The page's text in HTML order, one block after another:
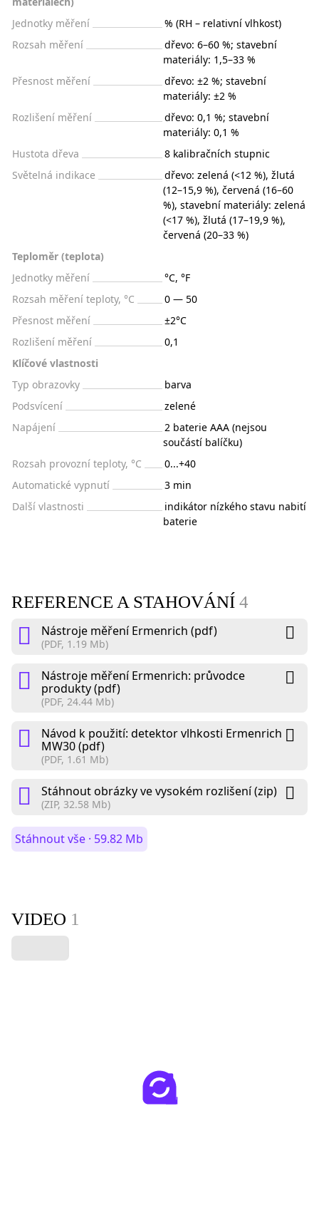
Jednotky měření
% (RH – relativní vlhkost)
Rozsah měření
dřevo: 6–60 %; stavební
materiály: 1,5–33 %
Přesnost měření
dřevo: ±2 %; stavební
materiály: ±2 %
Rozlišení měření
dřevo: 0,1 %; stavební
materiály: 0,1 %
Hustota dřeva
8 kalibračních stupnic
Světelná indikace
dřevo: zelená (<12 %), žlutá
(12–15,9 %), červená (16–60
%), stavební materiály: zelená
(<17 %), žlutá (17–19,9 %),
červená (20–33 %)
Teploměr (teplota)
Jednotky měření
°C, °F
Rozsah měření teploty, °С
0 — 50
Přesnost měření
±2°C
Rozlišení měření
0,1
Klíčové vlastnosti
Typ obrazovky
barva
Podsvícení
zelené
Napájení
2 baterie AAA (nejsou
součástí balíčku)
Rozsah provozní teploty, °C
0...+40
Automatické vypnutí
3 min
Další vlastnosti
indikátor nízkého stavu nabití
baterie
REFERENCE A STAHOVÁNÍ 4
Nástroje měření Ermenrich (pdf)
(PDF, 1.19 Mb)
Nástroje měření Ermenrich: průvodce
produkty (pdf)
(PDF, 24.44 Mb)
Návod k použití: detektor vlhkosti Ermenrich
MW30 (pdf)
(PDF, 1.61 Mb)
Stáhnout obrázky ve vysokém rozlišení (zip)
(ZIP, 32.58 Mb)
Stáhnout vše · 59.82 Mb
VIDEO 1